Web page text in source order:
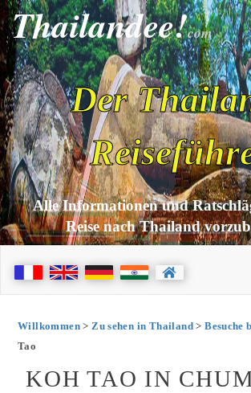
Thailandee!com
Der
Alle Informationen und
Reise nach Thailand
Willkommen>Zu sehen in Thailand>Besuche
Tao
KOH TAO IN